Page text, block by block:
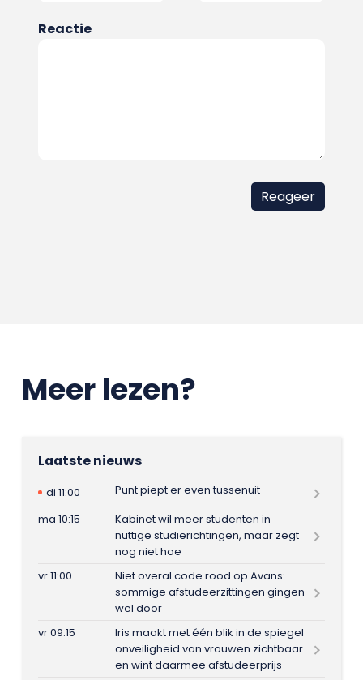
Reactie
Meer lezen?
Laatste nieuws
di 11:00
Punt piept er even tussenuit
ma 10:15
Kabinet wil meer studenten in
nuttige studierichtingen, maar zegt
nog niet hoe
vr 11:00
Niet overal code rood op Avans:
sommige afstudeerzittingen gingen
wel door
vr 09:15
Iris maakt met één blik in de spiegel
onveiligheid van vrouwen zichtbaar
en wint daarmee afstudeerprijs